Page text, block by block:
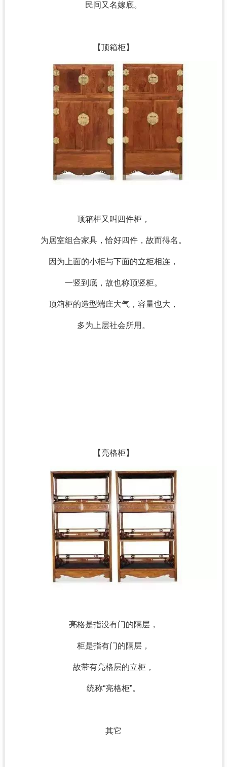
民间又名嫁底。
【顶箱柜】
顶箱柜又叫四件柜，
为居室组合家具，恰好四件，故而得名。
因为上面的小柜与下面的立柜相连，
一竖到底，故也称顶竖柜。
顶箱柜的造型端庄大气，容量也大，
多为上层社会所用。
【亮格柜】
亮格是指没有门的隔层，
柜是指有门的隔层，
故带有亮格层的立柜，
统称“亮格柜”。
其它